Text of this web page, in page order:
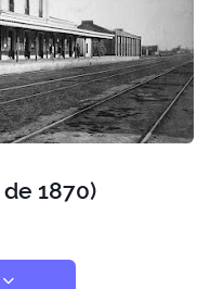
1870)